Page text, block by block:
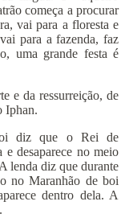
começa a procurar
vai para a floresta e
para a fazenda, faz
uma grande festa é
e da ressurreição, de
Iphan.
diz que o Rei de
desaparece no meio
lenda diz que durante
no Maranhão de boi
dentro dela. A